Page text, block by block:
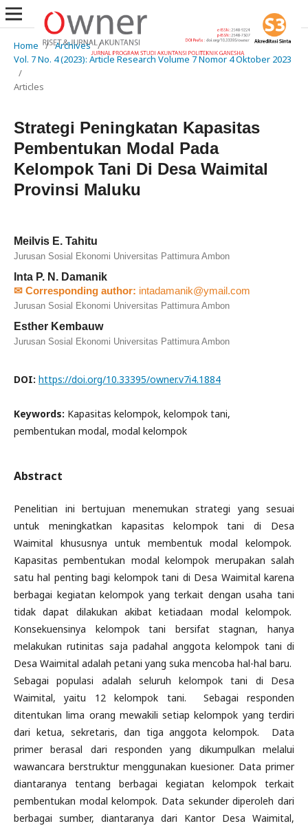
Home / Archives /
Vol. 7 No. 4 (2023): Article Research Volume 7 Nomor 4 Oktober 2023
/
Articles
Strategi Peningkatan Kapasitas
Pembentukan Modal Pada
Kelompok Tani Di Desa Waimital
Provinsi Maluku
Meilvis E. Tahitu
Jurusan Sosial Ekonomi Universitas Pattimura Ambon
Inta P. N. Damanik
✉ Corresponding author: intadamanik@ymail.com
Jurusan Sosial Ekonomi Universitas Pattimura Ambon
Esther Kembauw
Jurusan Sosial Ekonomi Universitas Pattimura Ambon
DOI: https://doi.org/10.33395/owner.v7i4.1884
Keywords: Kapasitas kelompok, kelompok tani,
pembentukan modal, modal kelompok
Abstract
Penelitian ini bertujuan menemukan strategi yang sesuai
untuk meningkatkan kapasitas kelompok tani di Desa
Waimital khususnya untuk membentuk modal kelompok.
Kapasitas pembentukan modal kelompok merupakan salah
satu hal penting bagi kelompok tani di Desa Waimital karena
berbagai kegiatan kelompok yang terkait dengan usaha tani
tidak dapat dilakukan akibat ketiadaan modal kelompok.
Konsekuensinya kelompok tani bersifat stagnan, hanya
melakukan rutinitas saja padahal anggota kelompok tani di
Desa Waimital adalah petani yang suka mencoba hal-hal baru.
Sebagai populasi adalah seluruh kelompok tani di Desa
Waimital, yaitu 12 kelompok tani. Sebagai responden
ditentukan lima orang mewakili setiap kelompok yang terdiri
dari ketua, sekretaris, dan tiga anggota kelompok. Data
primer berasal dari responden yang dikumpulkan melalui
wawancara berstruktur menggunakan kuesioner. Data primer
diantaranya tentang berbagai kegiatan kelompok terkait
pembentukan modal kelompok. Data sekunder diperoleh dari
berbagai sumber, diantaranya dari Kantor Desa Waimital,